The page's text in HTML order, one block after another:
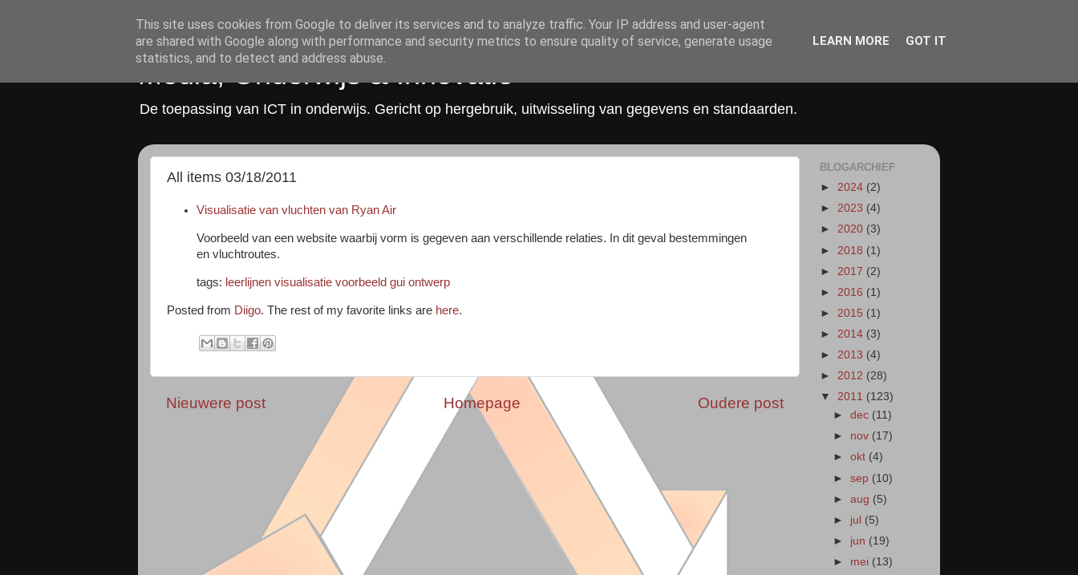
Media, Onderwijs & Innovatie
De toepassing van ICT in onderwijs. Gericht op hergebruik, uitwisseling van gegevens en standaarden.
All items 03/18/2011
Visualisatie van vluchten van Ryan Air
Voorbeeld van een website waarbij vorm is gegeven aan verschillende relaties. In dit geval bestemmingen
en vluchtroutes.
tags: leerlijnen visualisatie voorbeeld gui ontwerp
Posted from Diigo. The rest of my favorite links are here.
Nieuwere post Oudere post
Homepage
BLOGARCHIEF
► 2024 (2)
► 2023 (4)
► 2020 (3)
► 2018 (1)
► 2017 (2)
► 2016 (1)
► 2015 (1)
► 2014 (3)
► 2013 (4)
► 2012 (28)
▼ 2011 (123)
►dec (11)
► nov (17)
►okt (4)
►sep (10)
►aug (5)
► jul (5)
► jun (19)
► mei (13)
This site uses cookies from Google to deliver its services and to analyze traffic. Your IP address and user-agent
are shared with Google along with performance and security metrics to ensure quality of service, generate usage
statistics, and to detect and address abuse.
LEARN MORE GOT IT